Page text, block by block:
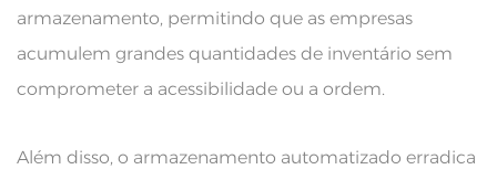
armazenamento, permitindo que as empresas
acumulem grandes quantidades de inventário sem
comprometer a acessibilidade ou a ordem.
Além disso, o armazenamento automatizado erradica